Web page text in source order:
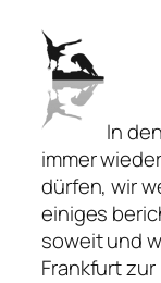
In
immer
dürfen, wir
einiges
soweit und
Frankfurt